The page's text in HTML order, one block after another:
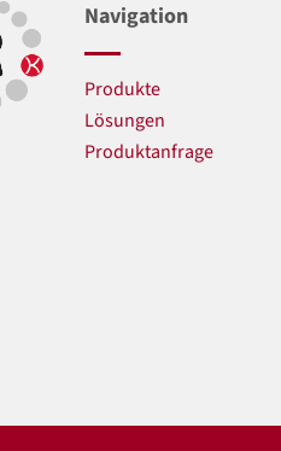
Navigation
Produkte
Lösungen
Produktanfrage